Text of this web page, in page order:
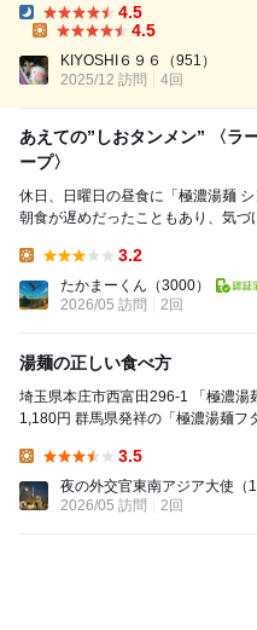
さ。 正直、担々麺はそんなに好んで食べない。 なんとなく普段食べない
ものをと思い注...
Dinner:
4.5
4.5
KIYOSHI６９６
（951）
2025/12 訪問
4回
あえての”しおタンメン” 〈ラ
ープ〉
休日、日曜日の昼食に「極濃湯麺
朝食が遅めだったこともあり、気
3.2
たかまーくん （3000）
2026/05 訪問
2回
湯麺の正しい食べ方
埼玉県本庄市西富田296-1 「極濃湯麺シントミ 本庄店」 ・排骨タンメン
1,180円 群馬県発祥の「極濃湯麺フタツメ」の系列店だそうです。 私自
3.5
夜の外交官東南アジア大使 （
2026/05 訪問
2回